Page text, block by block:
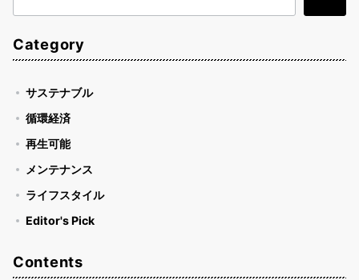
索
Category
サステナブル
循環経済
再生可能
メンテナンス
ライフスタイル
Editor's Pick
Contents